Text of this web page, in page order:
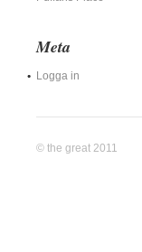
Meta
Logga in
© the great 2011